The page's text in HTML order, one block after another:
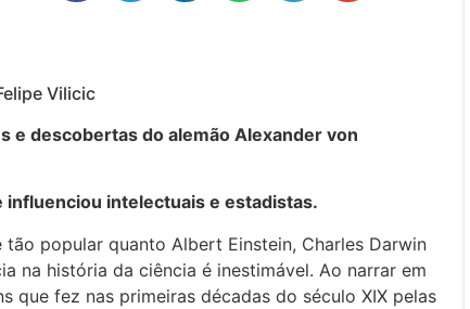
Vilicic
e descobertas do alemão Alexander von
influenciou intelectuais e estadistas.
popular quanto Albert Einstein, Charles Darwin
na história da ciência é inestimável. Ao narrar em
que fez nas primeiras décadas do século XIX pelas